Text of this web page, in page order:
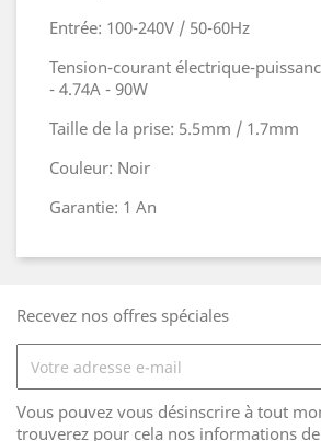
Entrée: 100-240V / 50-60Hz
Tension-courant électrique-
- 4.74A - 90W
Taille de la prise: 5.5mm / 1.7mm
Couleur: Noir
Garantie: 1 An
Recevez nos offres spéciales
Vous pouvez vous désinscrire à tout
trouverez pour cela nos informations